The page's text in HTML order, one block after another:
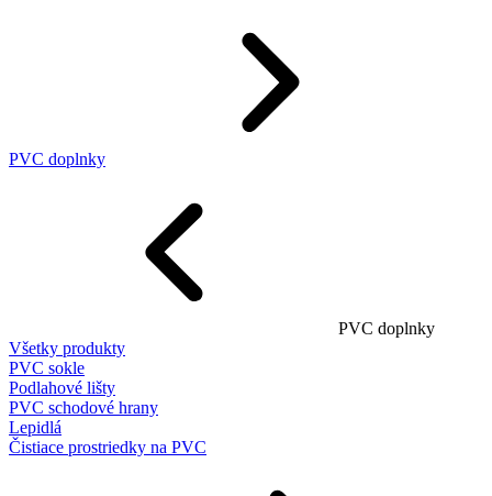
PVC doplnky
PVC doplnky
Všetky produkty
PVC sokle
Podlahové lišty
PVC schodové hrany
Lepidlá
Čistiace prostriedky na PVC